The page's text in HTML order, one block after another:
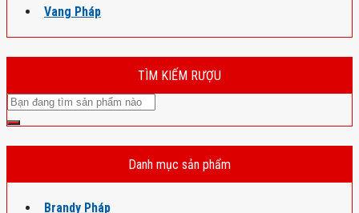
Vang Pháp
TÌM KIẾM RƯỢU
Danh mục sản phẩm
Brandy Pháp